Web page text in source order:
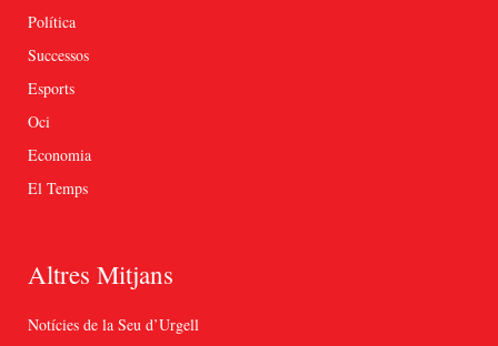
Política
Successos
Esports
Oci
Economia
El Temps
Altres Mitjans
Notícies de la Seu d’Urgell